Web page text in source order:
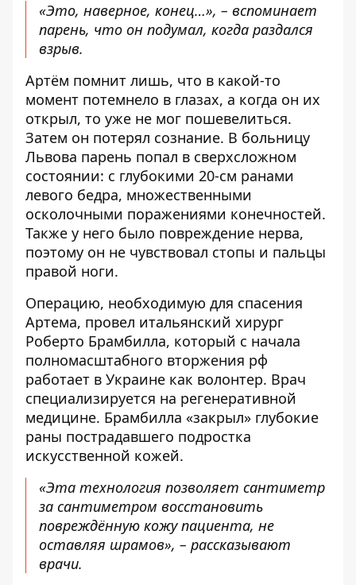
«Это, наверное, конец…», – вспоминает
парень, что он подумал, когда раздался
взрыв.
Артём помнит лишь, что в какой-то
момент потемнело в глазах, а когда он их
открыл, то уже не мог пошевелиться.
Затем он потерял сознание. В больницу
Львова парень попал в сверхсложном
состоянии: с глубокими 20-см ранами
левого бедра, множественными
осколочными поражениями конечностей.
Также у него было повреждение нерва,
поэтому он не чувствовал стопы и пальцы
правой ноги.
Операцию, необходимую для спасения
Артема, провел итальянский хирург
Роберто Брамбилла, который с начала
полномасштабного вторжения рф
работает в Украине как волонтер. Врач
специализируется на регенеративной
медицине. Брамбилла «закрыл» глубокие
раны пострадавшего подростка
искусственной кожей.
«Эта технология позволяет сантиметр
за сантиметром восстановить
повреждённую кожу пациента, не
оставляя шрамов», – рассказывают
врачи.